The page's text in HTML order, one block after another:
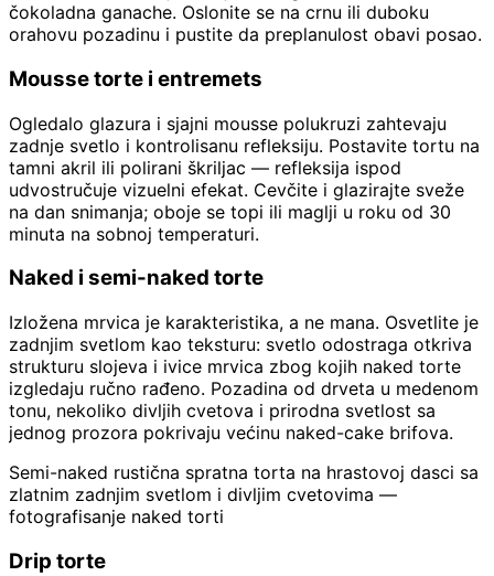
čokoladna ganache. Oslonite se na crnu ili duboku
orahovu pozadinu i pustite da preplanulost obavi posao.
Mousse torte i entremets
Ogledalo glazura i sjajni mousse polukruzi zahtevaju
zadnje svetlo i kontrolisanu refleksiju. Postavite tortu na
tamni akril ili polirani škriljac — refleksija ispod
udvostručuje vizuelni efekat. Cevčite i glazirajte sveže
na dan snimanja; oboje se topi ili maglji u roku od 30
minuta na sobnoj temperaturi.
Naked i semi-naked torte
Izložena mrvica je karakteristika, a ne mana. Osvetlite je
zadnjim svetlom kao teksturu: svetlo odostraga otkriva
strukturu slojeva i ivice mrvica zbog kojih naked torte
izgledaju ručno rađeno. Pozadina od drveta u medenom
tonu, nekoliko divljih cvetova i prirodna svetlost sa
jednog prozora pokrivaju većinu naked-cake brifova.
Semi-naked rustična spratna torta na hrastovoj dasci sa
zlatnim zadnjim svetlom i divljim cvetovima —
fotografisanje naked torti
Drip torte